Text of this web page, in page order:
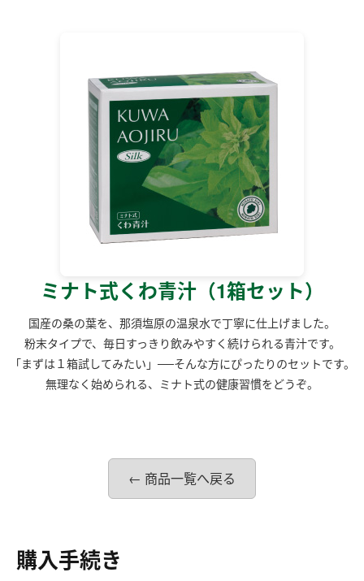
ミナト式くわ青汁（1箱セット）
国産の桑の葉を、那須塩原の温泉水で丁寧に仕上げました。
粉末タイプで、毎日すっきり飲みやすく続けられる青汁です。
「まずは１箱試してみたい」──そんな方にぴったりのセットです。
無理なく始められる、ミナト式の健康習慣をどうぞ。
← 商品一覧へ戻る
購入手続き